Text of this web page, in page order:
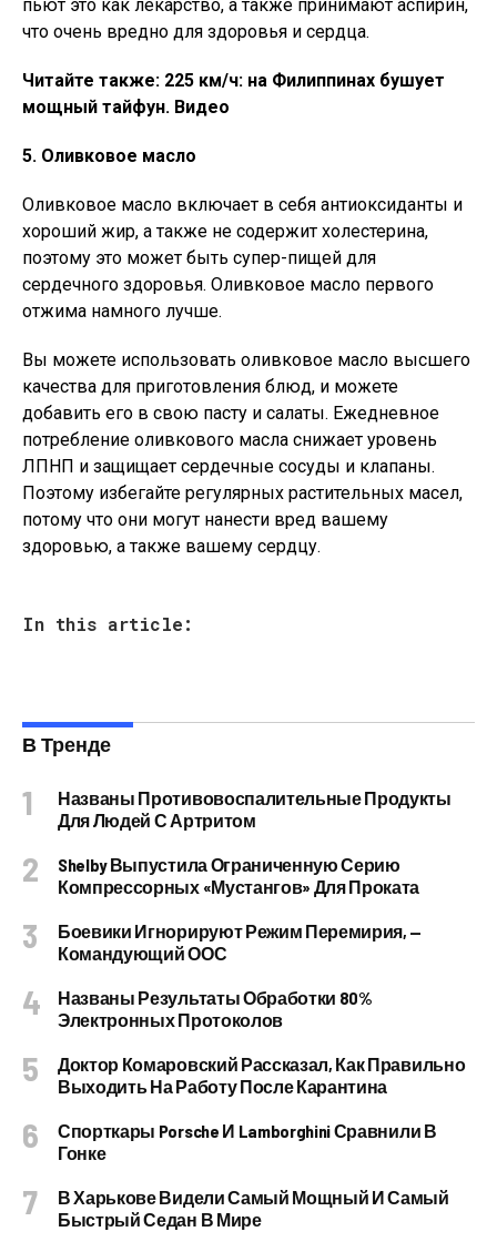
пьют это как лекарство, а также принимают аспирин,
что очень вредно для здоровья и сердца.
Читайте также: 225 км/ч: на Филиппинах бушует
мощный тайфун. Видео
5. Оливковое масло
Оливковое масло включает в себя антиоксиданты и
хороший жир, а также не содержит холестерина,
поэтому это может быть супер-пищей для
сердечного здоровья. Оливковое масло первого
отжима намного лучше.
Вы можете использовать оливковое масло высшего
качества для приготовления блюд, и можете
добавить его в свою пасту и салаты. Ежедневное
потребление оливкового масла снижает уровень
ЛПНП и защищает сердечные сосуды и клапаны.
Поэтому избегайте регулярных растительных масел,
потому что они могут нанести вред вашему
здоровью, а также вашему сердцу.
In this article:
В Тренде
Названы Противовоспалительные Продукты
Для Людей С Артритом
Shelby Выпустила Ограниченную Серию
Компрессорных «Мустангов» Для Проката
Боевики Игнорируют Режим Перемирия, —
Командующий ООС
Названы Результаты Обработки 80%
Электронных Протоколов
Доктор Комаровский Рассказал, Как Правильно
Выходить На Работу После Карантина
Спорткары Porsche И Lamborghini Сравнили В
Гонке
В Харькове Видели Самый Мощный И Самый
Быстрый Седан В Мире